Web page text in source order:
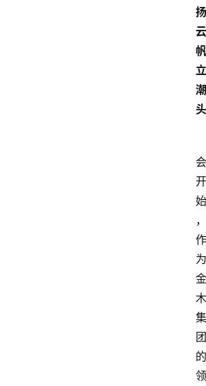
扬
云
帆
立
潮
头
会
开
始
，
作
为
金
木
集
团
的
领